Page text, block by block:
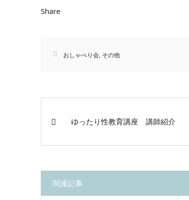
Share
おしゃべり会, その他
ゆったり性教育講座 講師紹介
関連記事